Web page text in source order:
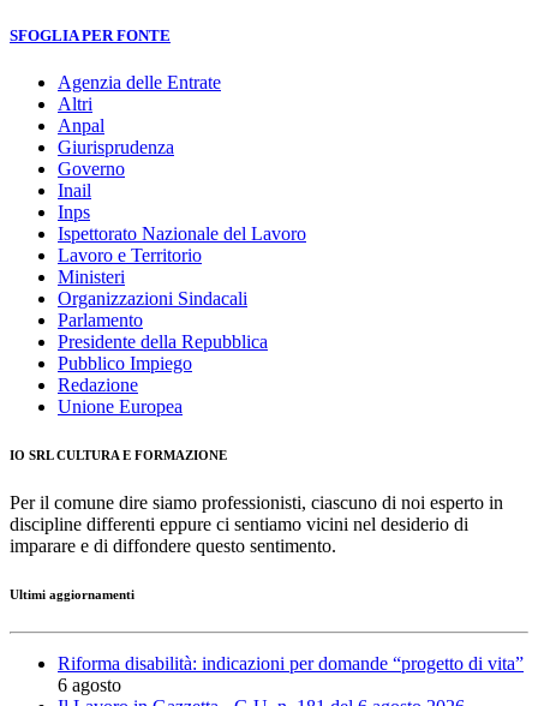
SFOGLIA PER FONTE
Agenzia delle Entrate
Altri
Anpal
Giurisprudenza
Governo
Inail
Inps
Ispettorato Nazionale del Lavoro
Lavoro e Territorio
Ministeri
Organizzazioni Sindacali
Parlamento
Presidente della Repubblica
Pubblico Impiego
Redazione
Unione Europea
IO SRL CULTURA E FORMAZIONE
Per il comune dire siamo professionisti, ciascuno di noi esperto in
discipline differenti eppure ci sentiamo vicini nel desiderio di
imparare e di diffondere questo sentimento.
Ultimi aggiornamenti
Riforma disabilità: indicazioni per domande “progetto di vita”
6 agosto